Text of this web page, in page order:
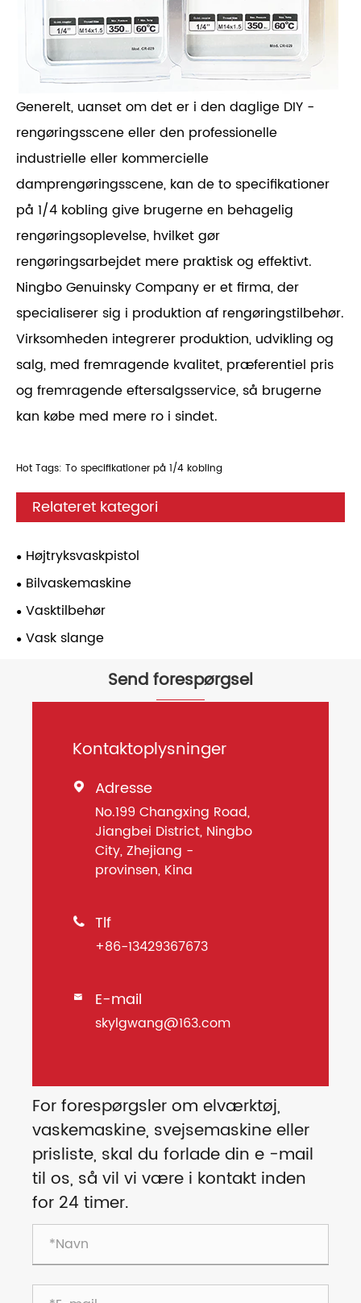
Generelt, uanset om det er i den daglige DIY -
rengøringsscene eller den professionelle
industrielle eller kommercielle
damprengøringsscene, kan de to specifikationer
på 1/4 kobling give brugerne en behagelig
rengøringsoplevelse, hvilket gør
rengøringsarbejdet mere praktisk og effektivt.
Ningbo Genuinsky Company er et firma, der
specialiserer sig i produktion af rengøringstilbehør.
Virksomheden integrerer produktion, udvikling og
salg, med fremragende kvalitet, præferentiel pris
og fremragende eftersalgsservice, så brugerne
kan købe med mere ro i sindet.
Hot Tags: To specifikationer på 1/4 kobling
Relateret kategori
Højtryksvaskpistol
Bilvaskemaskine
Vasktilbehør
Vask slange
Send forespørgsel
Kontaktoplysninger
 Adresse
No.199 Changxing Road,
Jiangbei District, Ningbo
City, Zhejiang -
provinsen, Kina
 Tlf
+86-13429367673
 E-mail
skylgwang@163.com
For forespørgsler om elværktøj,
vaskemaskine, svejsemaskine eller
prisliste, skal du forlade din e -mail
til os, så vil vi være i kontakt inden
for 24 timer.